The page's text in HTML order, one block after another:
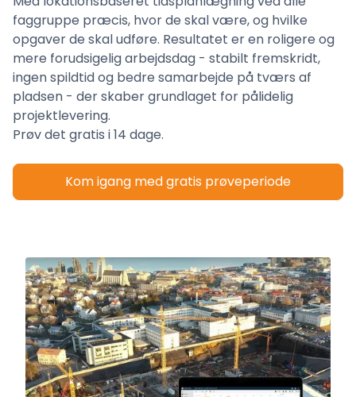
faggruppe præcis, hvor de skal være, og hvilke
opgaver de skal udføre. Resultatet er en roligere og
mere forudsigelig arbejdsdag - stabilt fremskridt,
ingen spildtid og bedre samarbejde på tværs af
pladsen - der skaber grundlaget for pålidelig
projektlevering.
Prøv det gratis i 14 dage.
Kom igang med gratis prøveperiode